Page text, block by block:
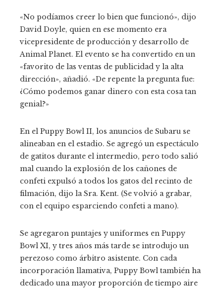
«No podíamos creer lo bien que funcionó», dijo
David Doyle, quien en ese momento era
vicepresidente de producción y desarrollo de
Animal Planet. El evento se ha convertido en un
«favorito de las ventas de publicidad y la alta
dirección», añadió. «De repente la pregunta fue:
¿Cómo podemos ganar dinero con esta cosa tan
genial?»
En el Puppy Bowl II, los anuncios de Subaru se
alineaban en el estadio. Se agregó un espectáculo
de gatitos durante el intermedio, pero todo salió
mal cuando la explosión de los cañones de
confeti expulsó a todos los gatos del recinto de
filmación, dijo la Sra. Kent. (Se volvió a grabar,
con el equipo esparciendo confeti a mano).
Se agregaron puntajes y uniformes en Puppy
Bowl XI, y tres años más tarde se introdujo un
perezoso como árbitro asistente. Con cada
incorporación llamativa, Puppy Bowl también ha
dedicado una mayor proporción de tiempo aire